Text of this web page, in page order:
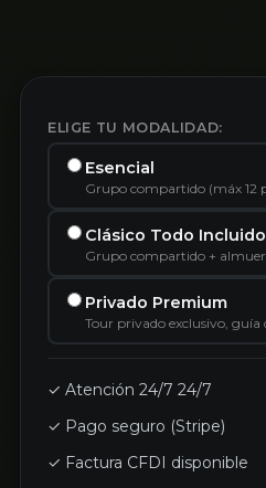
ELIGE TU MODALIDAD:
Esencial
Grupo compartido (máx 12
Clásico Todo Incluido
Grupo compartido +
Privado Premium
Tour privado exclusivo, guía
✓ Atención 24/7 24/7
✓ Pago seguro (Stripe)
✓ Factura CFDI disponible